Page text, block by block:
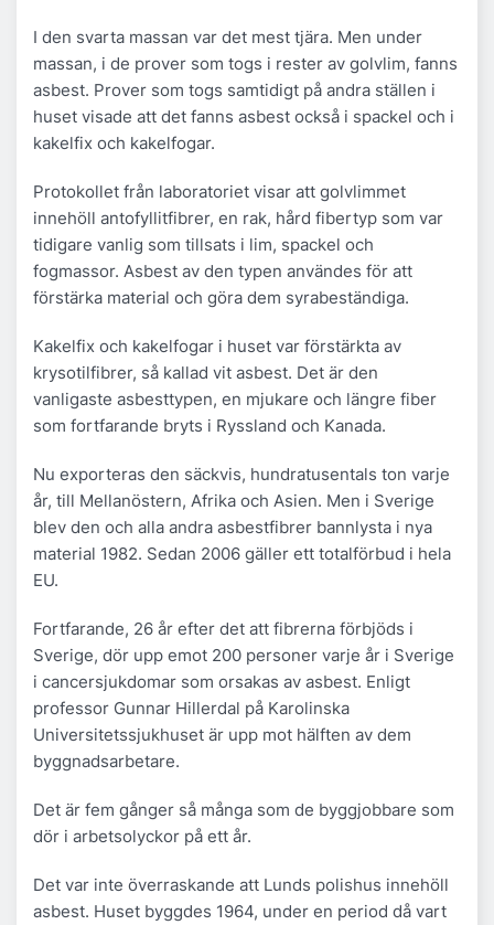
I den svarta massan var det mest tjära. Men under
massan, i de prover som togs i rester av golvlim, fanns
asbest. Prover som togs samtidigt på andra ställen i
huset visade att det fanns asbest också i spackel och i
kakelfix och kakelfogar.
Protokollet från laboratoriet visar att golvlimmet
innehöll antofyllitfibrer, en rak, hård fibertyp som var
tidigare vanlig som tillsats i lim, spackel och
fogmassor. Asbest av den typen användes för att
förstärka material och göra dem syrabeständiga.
Kakelfix och kakelfogar i huset var förstärkta av
krysotilfibrer, så kallad vit asbest. Det är den
vanligaste asbesttypen, en mjukare och längre fiber
som fortfarande bryts i Ryssland och Kanada.
Nu exporteras den säckvis, hundratusentals ton varje
år, till Mellanöstern, Afrika och Asien. Men i Sverige
blev den och alla andra asbestfibrer bannlysta i nya
material 1982. Sedan 2006 gäller ett totalförbud i hela
EU.
Fortfarande, 26 år efter det att fibrerna förbjöds i
Sverige, dör upp emot 200 personer varje år i Sverige
i cancersjukdomar som orsakas av asbest. Enligt
professor Gunnar Hillerdal på Karolinska
Universitetssjukhuset är upp mot hälften av dem
byggnadsarbetare.
Det är fem gånger så många som de byggjobbare som
dör i arbetsolyckor på ett år.
Det var inte överraskande att Lunds polishus innehöll
asbest. Huset byggdes 1964, under en period då vart